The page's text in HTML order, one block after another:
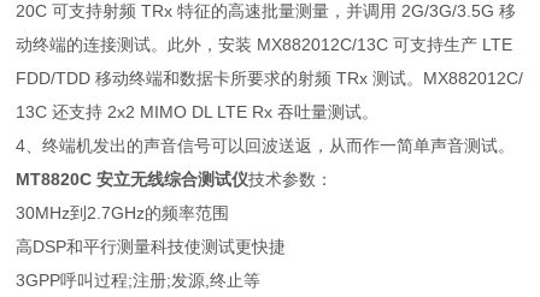
20C 可支持射频 TRx 特征的高速批量测量，并调用 2G/3G/3.5G 移
动终端的连接测试。此外，安装 MX882012C/13C 可支持生产 LTE
FDD/TDD 移动终端和数据卡所要求的射频 TRx 测试。MX882012C/
13C 还支持 2x2 MIMO DL LTE Rx 吞吐量测试。
4、终端机发出的声音信号可以回波送返，从而作一简单声音测试。
MT8820C 安立无线综合测试仪技术参数：
30MHz到2.7GHz的频率范围
高DSP和平行测量科技使测试更快捷
3GPP呼叫过程;注册;发源,终止等